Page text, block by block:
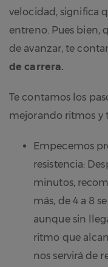
velocidad, significa
entreno. Pues bien,
de avanzar, te
de carrera.
Te contamos los
mejorando ritmos y
Empecemos
resistencia:
minutos,
más, de 4 a 8
aunque sin
ritmo que
nos servirá de